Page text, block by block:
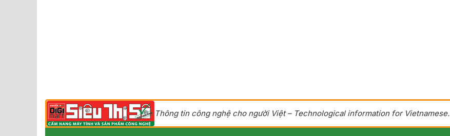
Thông tin công nghệ cho người Việt – Technological information for Vietnamese.